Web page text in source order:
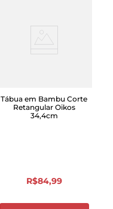
Tábua em Bambu Corte
Retangular Oikos
34,4cm
R$84,99